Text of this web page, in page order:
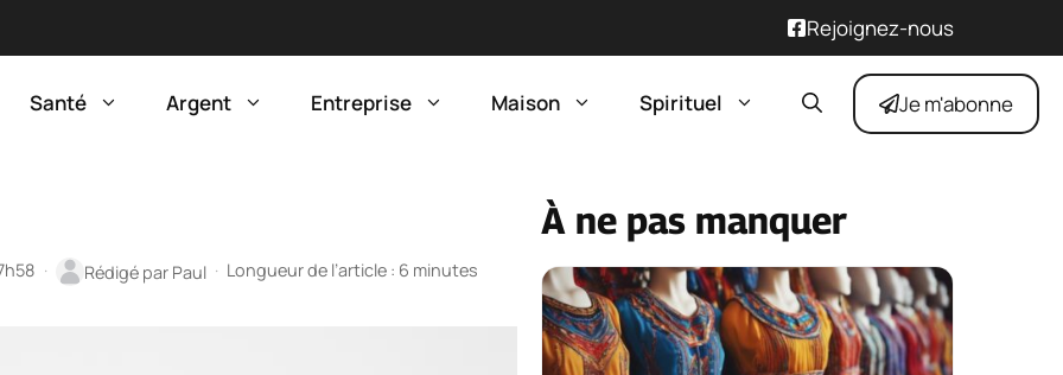
Rejoignez-nous
Santé Argent Entreprise Maison Spirituel Je m'abonne
· Rédigé par Paul · Longueur de l’article : 6 minutes
À ne pas manquer